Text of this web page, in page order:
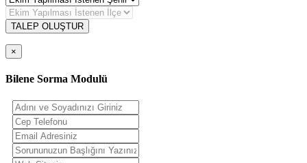
TALEP OLUŞTUR
×
Bilene Sorma Modulü